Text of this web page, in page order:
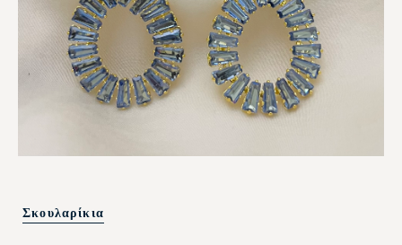
Σκουλαρίκια